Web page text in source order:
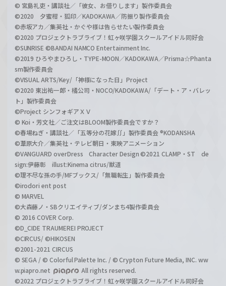
© 宮島礼吏・講談社／「彼女、お借りします」製作委員会
©2020 夕蜜柑・狐印／KADOKAWA／防振り製作委員会
©赤坂アカ／集英社・かぐや様は告らせたい製作委員会
©2020 プロジェクトラブライブ！虹ヶ咲学園スクールアイドル同好会
©SUNRISE ©BANDAI NAMCO Entertainment Inc.
©2019 ひろやまひろし・TYPE-MOON／KADOKAWA／Prisma☆Phanta
sm製作委員会
©VISUAL ARTS/Key/「神様になった日」Project
©2020 東出祐一郎・橘公司・NOCO/KADOKAWA/「デート・ア・バレッ
ト」製作委員会
©Project シンフォギアＸＶ
© Koi・芳文社／ご注文はBLOOM製作委員会ですか？
©春場ねぎ・講談社／「五等分の花嫁∬」製作委員会 ®KODANSHA
©葦原大介／集英社・テレビ朝日・東映アニメーション
©VANGUARD overDress Character Design ©2021 CLAMP・ST de
sign:伊藤彰 illust:Kinema citrus/獣道
©理不尽な孫の手/MFブックス/「無職転生」製作委員会
©irodori ent post
© MARVEL
©大森藤ノ・SBクリエイティブ/ダンまち4製作委員会
© 2016 COVER Corp.
©D_CIDE TRAUMEREI PROJECT
©CIRCUS/ ©HIKOSEN
©2001-2021 CIRCUS
© SEGA / © Colorful Palette Inc. / © Crypton Future Media, INC. ww
w.piapro.net
All rights reserved.
©2022 プロジェクトラブライブ！虹ヶ咲学園スクールアイドル同好会